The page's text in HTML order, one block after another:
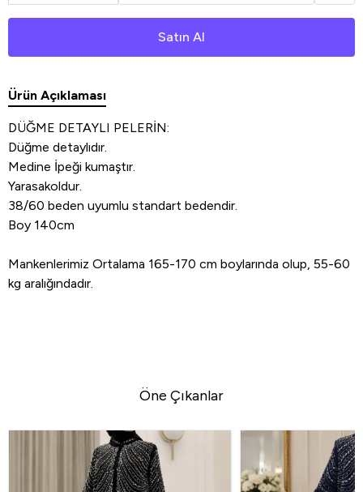
Satın Al
Ürün Açıklaması
DÜĞME DETAYLI PELERİN:
Düğme detaylıdır.
Medine İpeği kumaştır.
Yarasakoldur.
38/60 beden uyumlu standart bedendir.
Boy 140cm
Mankenlerimiz Ortalama 165-170 cm boylarında olup, 55-60
kg aralığındadır.
Öne Çıkanlar